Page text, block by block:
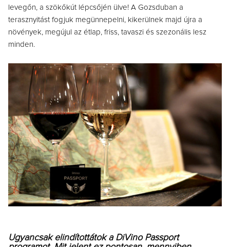
levegőn, a szökőkút lépcsőjén ülve! A Gozsduban a
terasznyitást fogjuk megünnepelni, kikerülnek majd újra a
növények, megújul az étlap, friss, tavaszi és szezonális lesz
minden.
Ugyancsak elindítottátok a DiVino Passport